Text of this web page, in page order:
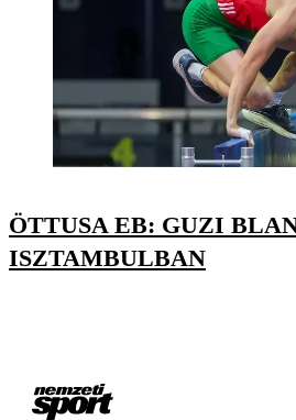
ÖTTUSA EB: GUZI
ISZTAMBULBAN